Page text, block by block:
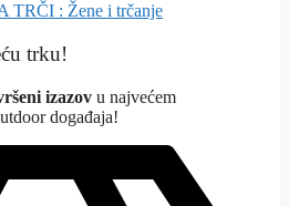
TRČI : Žene i trčanje
trku!
izazov u najvećem
događaja!